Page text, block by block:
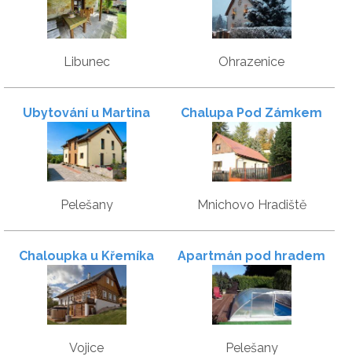
Libunec Ohrazenice
Ubytování u Martina
Pelešany
Chalupa Pod Zámkem
Mnichovo Hradiště
Chaloupka u Křemíka
Vojice
Apartmán pod hradem
Valdštejn
Pelešany